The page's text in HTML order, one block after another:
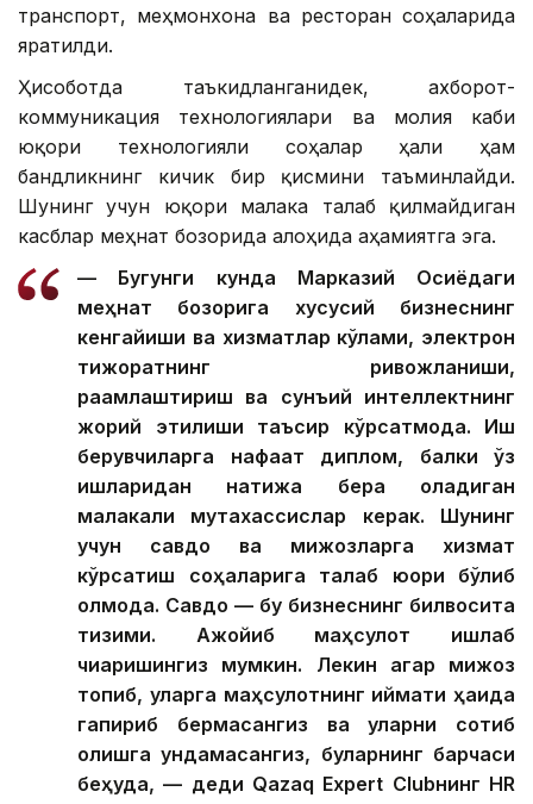
транспорт, меҳмонхона ва ресторан соҳаларида
яратилди.
Ҳисоботда таъкидланганидек, ахборот-
коммуникация технологиялари ва молия каби
юқори технологияли соҳалар ҳали ҳам
бандликнинг кичик бир қисмини таъминлайди.
Шунинг учун юқори малака талаб қилмайдиган
касблар меҳнат бозорида алоҳида аҳамиятга эга.
— Бугунги кунда Марказий Осиёдаги
меҳнат бозорига хусусий бизнеснинг
кенгайиши ва хизматлар кўлами, электрон
тижоратнинг ривожланиши,
рақамлаштириш ва сунъий интеллектнинг
жорий этилиши таъсир кўрсатмоқда. Иш
берувчиларга нафақат диплом, балки ўз
ишларидан натижа бера оладиган
малакали мутахассислар керак. Шунинг
учун савдо ва мижозларга хизмат
кўрсатиш соҳаларига талаб юқори бўлиб
қолмоқда. Савдо — бу бизнеснинг билвосита
тизими. Ажойиб маҳсулот ишлаб
чиқаришингиз мумкин. Лекин агар мижоз
топиб, уларга маҳсулотнинг қиймати ҳақида
гапириб бермасангиз ва уларни сотиб
олишга ундамасангиз, буларнинг барчаси
беҳуда, — деди Qazaq Expert Clubнинг HR